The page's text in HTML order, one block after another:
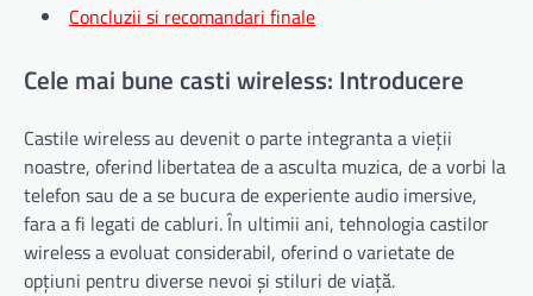
Concluzii si recomandari finale
Cele mai bune casti wireless: Introducere
Castile wireless au devenit o parte integranta a vieții
noastre, oferind libertatea de a asculta muzica, de a vorbi la
telefon sau de a se bucura de experiente audio imersive,
fara a fi legati de cabluri. În ultimii ani, tehnologia castilor
wireless a evoluat considerabil, oferind o varietate de
opțiuni pentru diverse nevoi și stiluri de viață.